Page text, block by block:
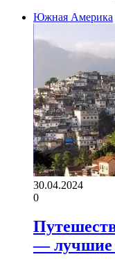
Южная Америка
30.04.2024
0
— лучшие